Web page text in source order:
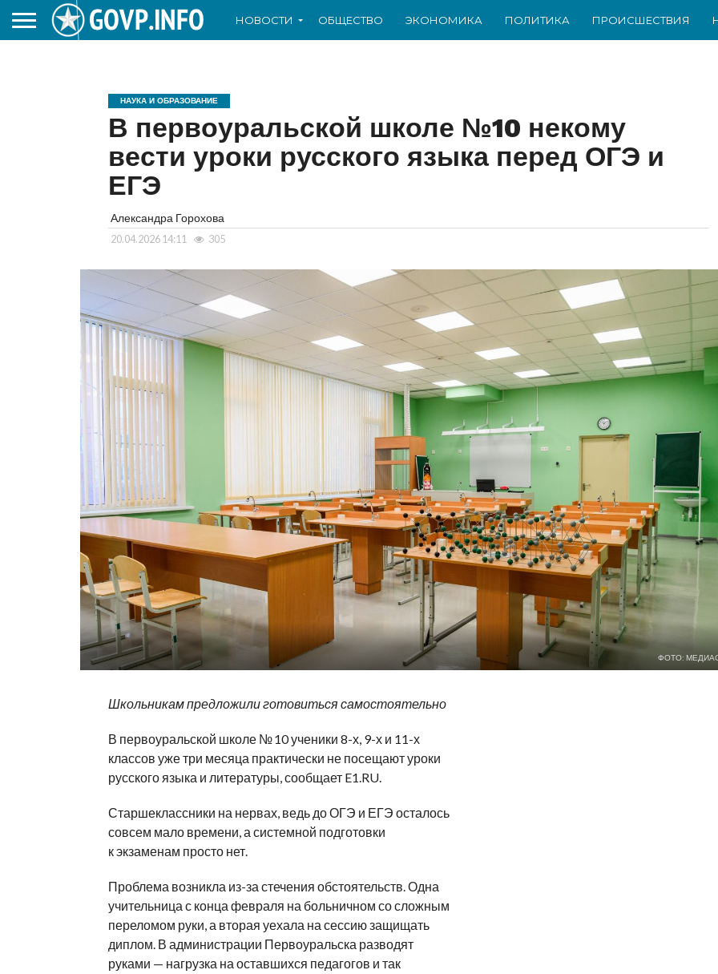
НОВОСТИ ОБЩЕСТВО ЭКОНОМИКА ПОЛИТИКА ПРОИСШЕСТВИЯ
НАУКА И ОБРАЗОВАНИЕ
В первоуральской школе №10 некому
вести уроки русского языка перед ОГЭ и
ЕГЭ
Александра Горохова
20.04.2026 14:11 305
ФОТО:
Школьникам предложили готовиться самостоятельно
В первоуральской школе № 10 ученики 8-х, 9-х и 11-х
классов уже три месяца практически не посещают уроки
русского языка и литературы, сообщает E1.RU.
Старшеклассники на нервах, ведь до ОГЭ и ЕГЭ осталось
совсем мало времени, а системной подготовки
к экзаменам просто нет.
Проблема возникла из-за стечения обстоятельств. Одна
учительница с конца февраля на больничном со сложным
переломом руки, а вторая уехала на сессию защищать
диплом. В администрации Первоуральска разводят
руками — нагрузка на оставшихся педагогов и так